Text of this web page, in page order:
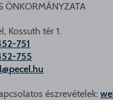
ÖNKORMÁNYZATA
Kossuth tér 1.
751
755
észrevételek: